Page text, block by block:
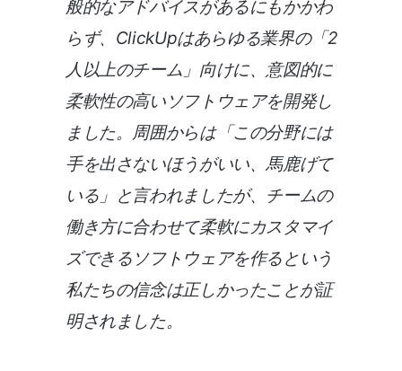
般的なアドバイスがあるにもかかわ
らず、ClickUpはあらゆる業界の「2
人以上のチーム」向けに、意図的に
柔軟性の高いソフトウェアを開発し
ました。周囲からは「この分野には
手を出さないほうがいい、馬鹿げて
いる」と言われましたが、チームの
働き方に合わせて柔軟にカスタマイ
ズできるソフトウェアを作るという
私たちの信念は正しかったことが証
明されました。